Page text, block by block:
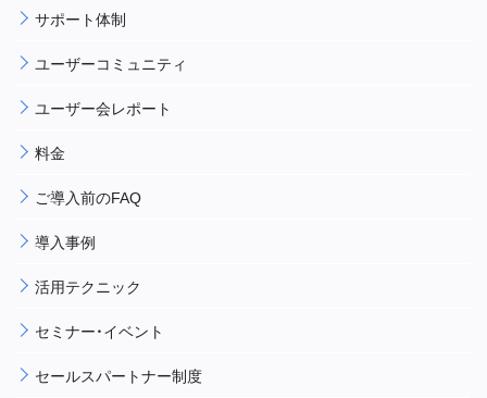
サポート体制
ユーザーコミュニティ
ユーザー会レポート
料金
ご導入前のFAQ
導入事例
活用テクニック
セミナー・イベント
セールスパートナー制度